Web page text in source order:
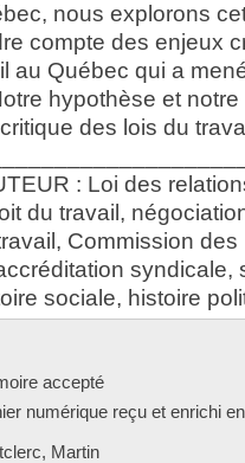
nous explorons
compte des enjeux
au Québec qui a
hypothèse et notre
des lois du
: Loi des
du travail,
Commission
syndicale,
sociale, histoire
accepté
numérique reçu et enrichi
Martin